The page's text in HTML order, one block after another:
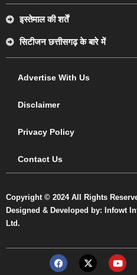
इस्तेमाल की शर्तें
सिटीजन छत्तीसगढ़ के बारे में
Advertise With Us
Disclaimer
Privacy Policy
Contact Us
Copyright © 2024 All Rights
Designed & Developed by: Infowt
Ltd.